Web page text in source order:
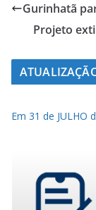
Gurinhatã
Projeto
Em 31 de JULHO